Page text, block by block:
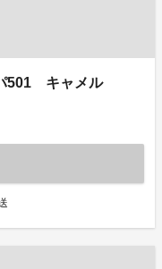
501 キャメル